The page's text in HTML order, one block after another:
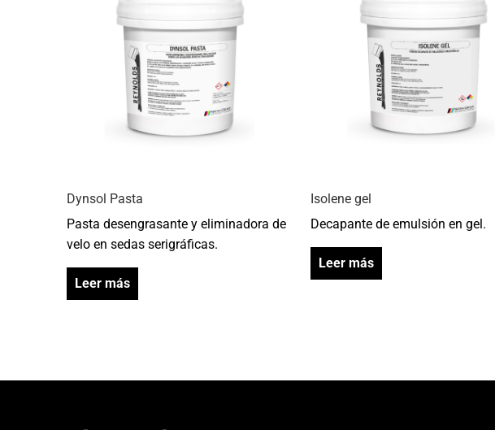
Dynsol Pasta
Pasta desengrasante y eliminadora de
velo en sedas serigráficas.
Leer más
Isolene gel
Decapante de emulsión en gel.
Leer más